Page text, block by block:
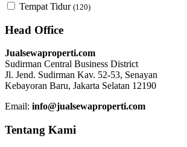
Tempat Tidur (120)
Head Office
Jualsewaproperti.com
Sudirman Central Business District
Jl. Jend. Sudirman Kav. 52-53, Senayan
Kebayoran Baru, Jakarta Selatan 12190
Email: info@jualsewaproperti.com
Tentang Kami